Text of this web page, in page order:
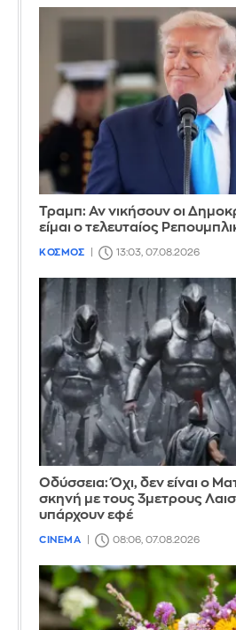
Τραμπ: Αν νικήσουν οι
είμαι ο τελευταίος
ΚΟΣΜΟΣ 13:03, 07.08.2026
Οδύσσεια: Όχι, δεν είναι ο
σκηνή με τους 3μετρους
υπάρχουν εφέ
CINEMA 08:06, 07.08.2026